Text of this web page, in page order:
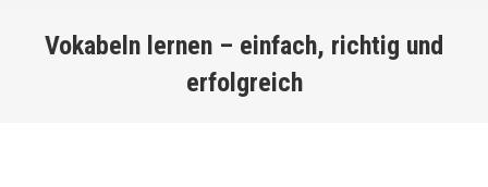
Vokabeln lernen – einfach, richtig und
erfolgreich